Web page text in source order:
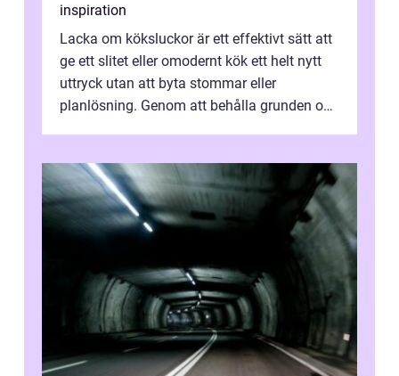
inspiration
Lacka om köksluckor är ett effektivt sätt att
ge ett slitet eller omodernt kök ett helt nytt
uttryck utan att byta stommar eller
planlösning. Genom att behålla grunden och